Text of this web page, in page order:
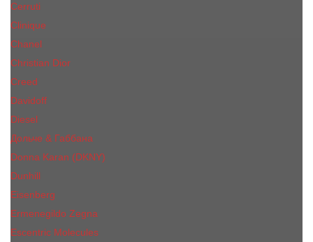
Cerruti
Сliniquе
Chanel
Christian Dior
Creed
Davidoff
Diesel
Дольче & Габбана
Donna Karan (DKNY)
Dunhill
Eisenberg
Ermenegildo Zegna
Escentric Molecules